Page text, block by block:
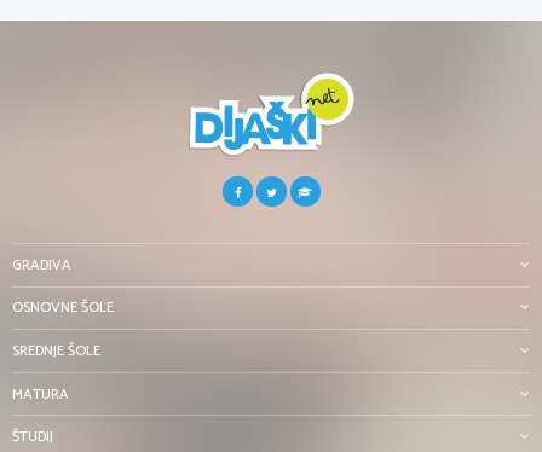
GRADIVA
OSNOVNE ŠOLE
SREDNJE ŠOLE
MATURA
ŠTUDIJ